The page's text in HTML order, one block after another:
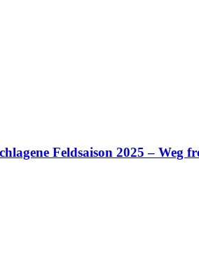
Feldsaison 2025 – Weg